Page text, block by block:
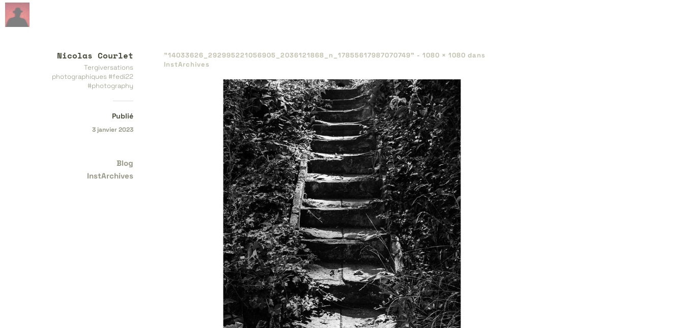
Nicolas Courlet
Tergiversations
photographiques #fedi22
#photography
Publié
3 janvier 2023
Blog
InstArchives
"14033626_​292995221056905_​2036121868_​n_​17855617987070749" - 1080 × 1080 dans
InstArchives